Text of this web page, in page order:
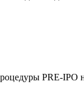
PRE-IPO